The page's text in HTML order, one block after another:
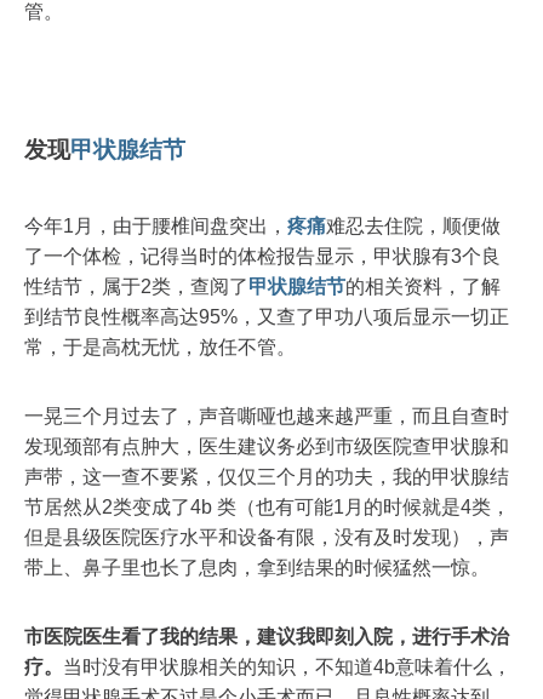
管。
发现甲状腺结节
今年1月，由于腰椎间盘突出， 疼痛难忍去住院，顺便做
了一个体检，记得当时的体检报告显示，甲状腺有3个良
性结节，属于2类，查阅了甲状腺结节的相关资料，了解
到结节良性概率高达95%，又查了甲功八项后显示一切正
常，于是高枕无忧，放任不管。
一晃三个月过去了，声音嘶哑也越来越严重，而且自查时
发现颈部有点肿大，医生建议务必到市级医院查甲状腺和
声带，这一查不要紧，仅仅三个月的功夫，我的甲状腺结
节居然从2类变成了4b 类（也有可能1月的时候就是4类，
但是县级医院医疗水平和设备有限，没有及时发现），声
带上、鼻子里也长了息肉，拿到结果的时候猛然一惊。
市医院医生看了我的结果，建议我即刻入院，进行手术治
疗。 当时没有甲状腺相关的知识，不知道4b意味着什么，